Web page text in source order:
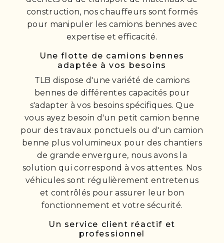
construction, nos chauffeurs sont formés
pour manipuler les camions bennes avec
expertise et efficacité.
Une flotte de camions bennes
adaptée à vos besoins
TLB dispose d'une variété de camions
bennes de différentes capacités pour
s'adapter à vos besoins spécifiques. Que
vous ayez besoin d'un petit camion benne
pour des travaux ponctuels ou d'un camion
benne plus volumineux pour des chantiers
de grande envergure, nous avons la
solution qui correspond à vos attentes. Nos
véhicules sont régulièrement entretenus
et contrôlés pour assurer leur bon
fonctionnement et votre sécurité.
Un service client réactif et
professionnel